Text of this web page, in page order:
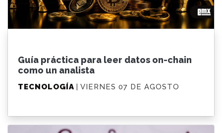
Guía práctica para leer datos on-chain
como un analista
TECNOLOGÍA | VIERNES 07 DE AGOSTO